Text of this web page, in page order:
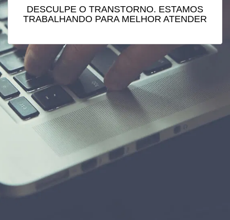
DESCULPE O TRANSTORNO. ESTAMOS
TRABALHANDO PARA MELHOR ATENDER